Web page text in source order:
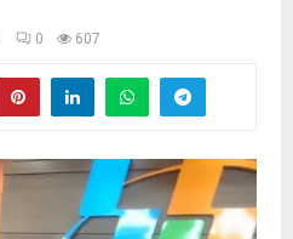
0 607